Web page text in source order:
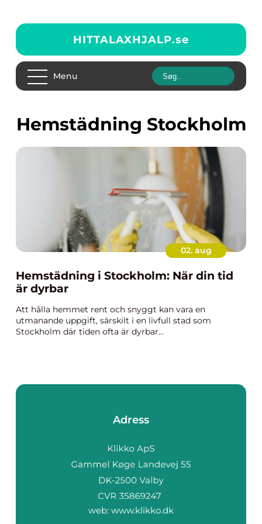
HITTALAXHJALP.se
Menu
hemstädning Stockholm
02. aug
Hemstädning i Stockholm: När din tid
är dyrbar
Att hålla hemmet rent och snyggt kan vara en
utmanande uppgift, särskilt i en livfull stad som
Stockholm där tiden ofta är dyrbar...
Adress
web: www.klikko.dk